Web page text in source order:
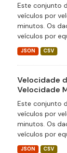
Este conjunto
veículos por
minutos. Os
veículos por
JSON CSV
Velocidade
Velocidade
Este conjunto
veículos por
minutos. Os
veículos por
JSON CSV